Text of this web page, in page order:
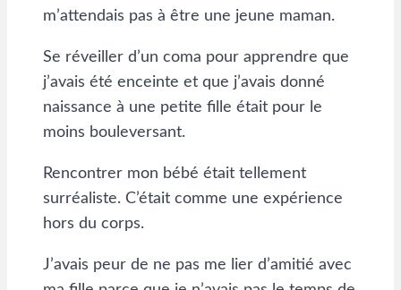
m’attendais pas à être une jeune maman.
Se réveiller d’un coma pour apprendre que
j’avais été enceinte et que j’avais donné
naissance à une petite fille était pour le
moins bouleversant.
Rencontrer mon bébé était tellement
surréaliste. C’était comme une expérience
hors du corps.
J’avais peur de ne pas me lier d’amitié avec